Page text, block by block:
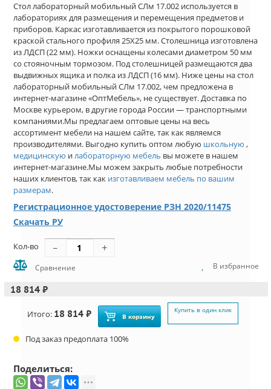
Стол лабораторный мобильный СЛм 17.002 используется в
лабораториях для размещения и перемещения предметов и
приборов. Каркас изготавливается из покрытого порошковой
краской стального профиля 25Х25 мм. Столешница изготовлена
из ЛДСП (22 мм). Ножки оснащены колесами диаметром 50 мм
со стояночным тормозом. Под столешницей размещаются два
выдвижных ящика и полка из ЛДСП (16 мм). Ниже цены на стол
лабораторный мобильный СЛм 17.002, чем предложена в
интернет-магазине «ОптМебель», не существует. Доставка по
Москве курьером, в другие города России — транспортными
компаниями.Мы предлагаем оптовые цены на весь
ассортимент мебели на нашем сайте, так как являемся
производителями. Выгодно купить оптом любую школьную ,
медицинскую илабораторную мебель вы можете в нашем
интернет-магазине.Мы можем закрыть любые потребности
наших клиентов, так как изготавливаем мебель по вашим
размерам.
Регистрационное удостоверение РЗН 2020/11475
Скачать РУ
Кол-во
Сравнение В избранное
18 814 ₽
Итого: 18 814 ₽ В корзину
Купить в один клик
Под заказ предоплата 100%
Поделиться: